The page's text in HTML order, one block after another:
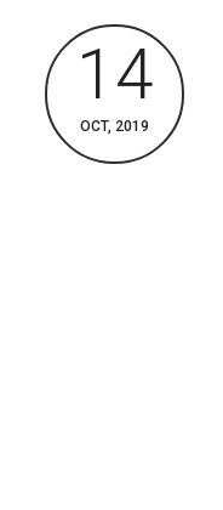
14
OCT, 2019